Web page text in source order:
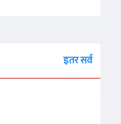
इतर सर्व